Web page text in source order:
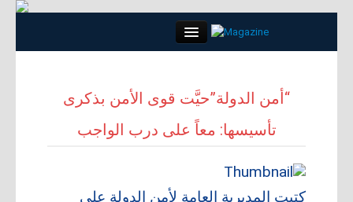
الرئيسية
“أمن الدولة”حيَّت قوى الأمن بذكرى
تأسيسها: معاً على درب الواجب
كتبت المديرية العامة لأمن الدولة على